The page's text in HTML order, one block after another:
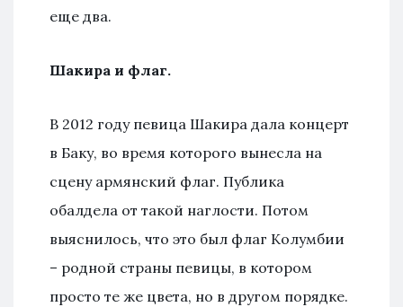
еще два.
Шакира и флаг.
В 2012 году певица Шакира дала концерт
в Баку, во время которого вынесла на
сцену армянский флаг. Публика
обалдела от такой наглости. Потом
выяснилось, что это был флаг Колумбии
– родной страны певицы, в котором
просто те же цвета, но в другом порядке.